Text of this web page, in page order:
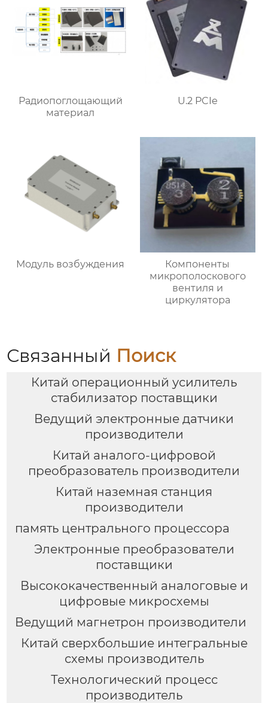
Радиопоглощающий
материал
U.2 PCIe
Модуль возбуждения
Компоненты
микрополоскового
вентиля и
циркулятора
Связанный Поиск
Китай операционный усилитель
стабилизатор поставщики
Ведущий электронные датчики
производители
Китай аналого-цифровой
преобразователь производители
Китай наземная станция
производители
память центрального процессора
Электронные преобразователи
поставщики
Высококачественный аналоговые и
цифровые микросхемы
Ведущий магнетрон производители
Китай сверхбольшие интегральные
схемы производитель
Технологический процесс
производитель